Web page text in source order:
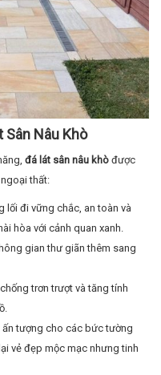
Sân Nâu Khò
đá lát sân nâu khò được
thất:
lối đi vững chắc, an toàn và
hòa với cảnh quan xanh.
gian thư giãn thêm sang
trơn trượt và tăng tính
ấn tượng cho các bức tường
vẻ đẹp mộc mạc nhưng tinh